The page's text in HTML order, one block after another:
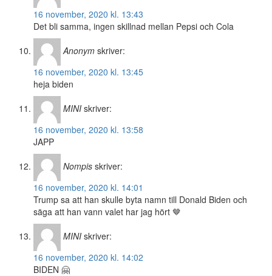
16 november, 2020 kl. 13:43
Det bli samma, ingen skillnad mellan Pepsi och Cola
Anonym skriver:
16 november, 2020 kl. 13:45
heja biden
MINI skriver:
16 november, 2020 kl. 13:58
JAPP
Nompis skriver:
16 november, 2020 kl. 14:01
Trump sa att han skulle byta namn till Donald Biden och
säga att han vann valet har jag hört 🤎
MINI skriver:
16 november, 2020 kl. 14:02
BIDEN 🤗